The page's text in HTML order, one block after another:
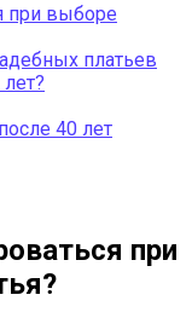
при выборе
платьев
40 лет
при